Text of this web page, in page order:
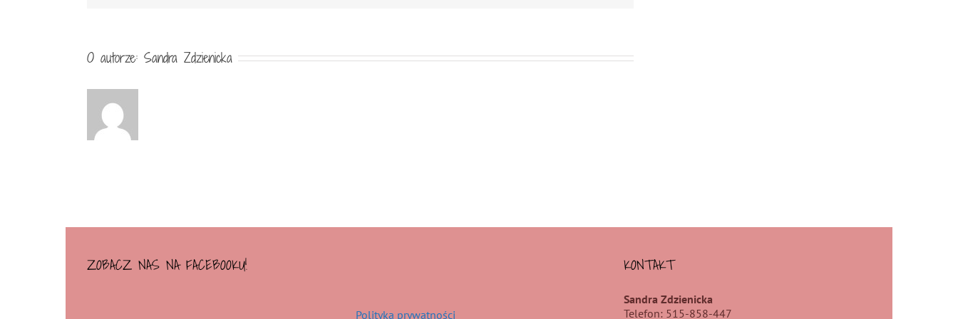
O autorze: Sandra Zdzienicka
ZOBACZ NAS NA FACEBOOKU!
Polityka prywatności
KONTAKT
Sandra Zdzienicka
Telefon: 515-858-447